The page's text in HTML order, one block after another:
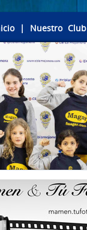
| Nuestro Club